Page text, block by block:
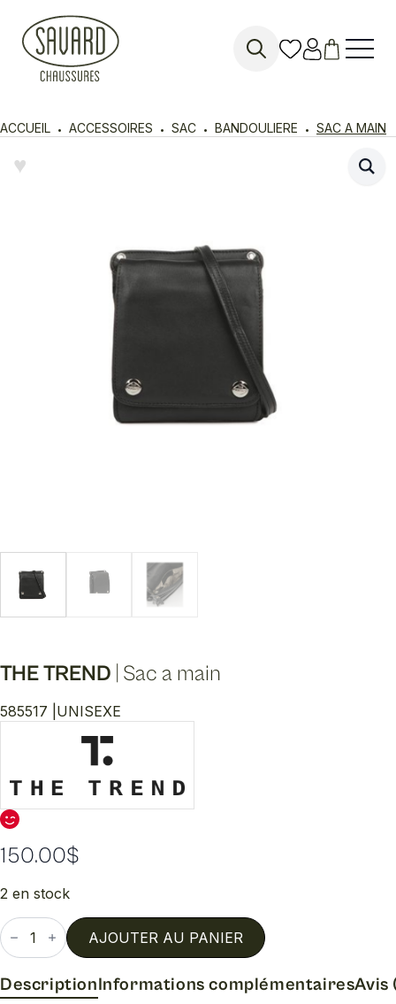
ACCUEIL ACCESSOIRES SAC BANDOULIERE SAC A MAIN
♥︎
THE TREND Sac a main
585517 | UNISEXE
150.00$
2 en stock
quantité
de
Sac
main
AJOUTER AU PANIER
DescriptionInformations complémentairesAvis